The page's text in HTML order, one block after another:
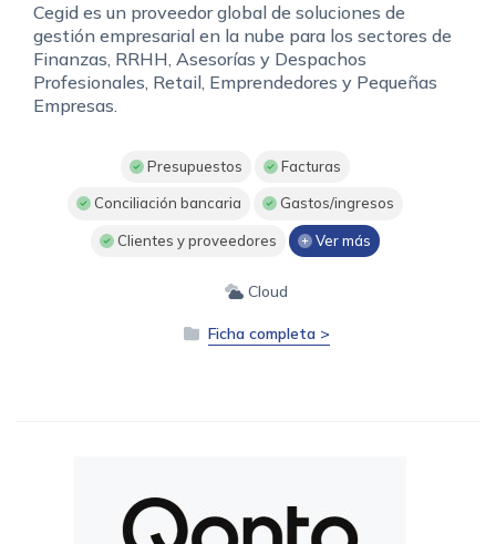
Cegid es un proveedor global de soluciones de
gestión empresarial en la nube para los sectores de
Finanzas, RRHH, Asesorías y Despachos
Profesionales, Retail, Emprendedores y Pequeñas
Empresas.
Presupuestos Facturas
Conciliación bancaria Gastos/ingresos
Clientes y proveedores Ver más
Cloud
Ficha completa >